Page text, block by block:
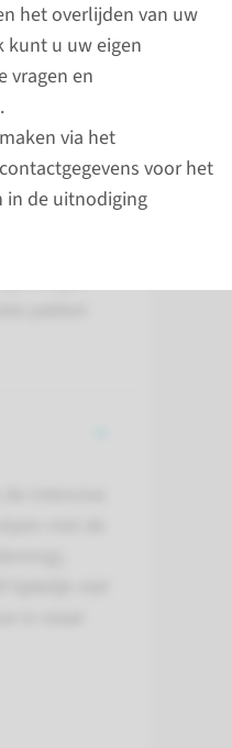
het overlijden van uw
kunt u uw eigen
vragen en
via het
voor het
in de uitnodiging
patiënten
Mogelijk
op uw
van
er om